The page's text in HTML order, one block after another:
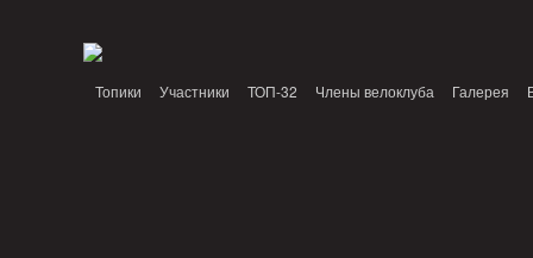
Топики Участники ТОП-32 Члены велоклуба Галерея